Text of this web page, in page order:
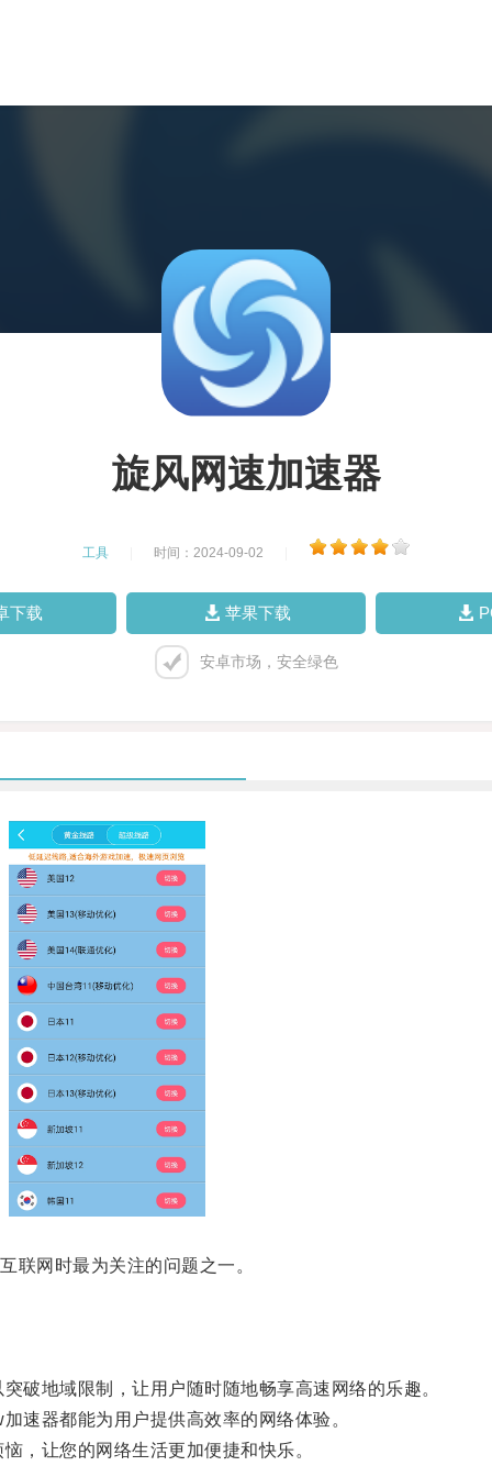
旋风网速加速器
工具 时间：2024-09-02
下载 苹果下载
安卓市场，安全绿色
网时最为关注的问题之一。
地域限制，让用户随时随地畅享高速网络的乐趣。
器都能为用户提供高效率的网络体验。
让您的网络生活更加便捷和快乐。